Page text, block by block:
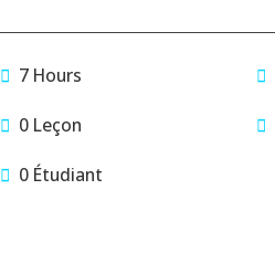
7 Hours
0 Leçon
0 Étudiant